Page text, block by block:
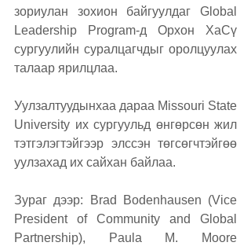
зориулан зохион байгуулдаг Global
Leadership Program-д Орхон ХаСү
сургуулийн суралцагчдыг оролцуулах
талаар ярилцлаа.
Уулзалтуудынхаа дараа Missouri State
University их сургуульд өнгөрсөн жил
тэтгэлэгтэйгээр элссэн төгсөгчтэйгөө
уулзахад их сайхан байлаа.
Зураг дээр: Brad Bodenhausen (Vice
President of Community and Global
Partnership), Paula M. Moore